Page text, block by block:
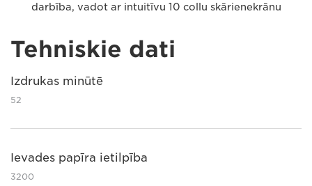
darbība, vadot ar intuitīvu 10 collu skārienekrānu
Tehniskie dati
Izdrukas minūtē
52
Ievades papīra ietilpība
3200